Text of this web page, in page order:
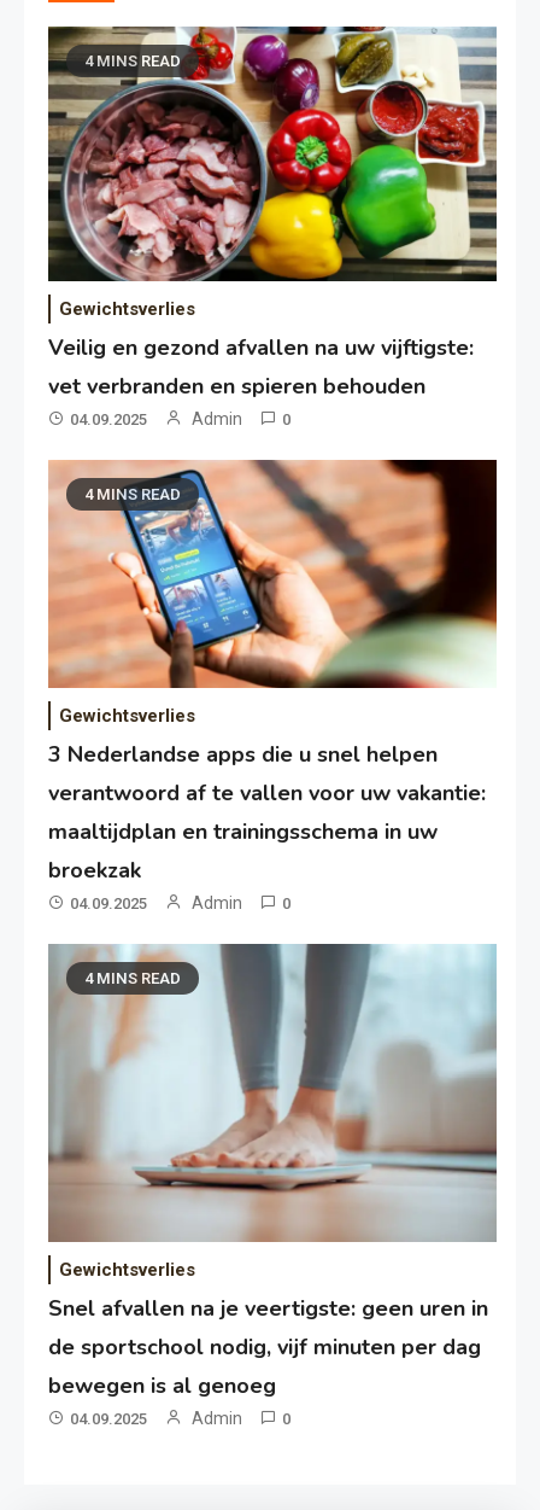
4 MINS READ
Gewichtsverlies
Veilig en gezond afvallen na uw vijftigste:
vet verbranden en spieren behouden
04.09.2025 Admin 0
4 MINS READ
Gewichtsverlies
3 Nederlandse apps die u snel helpen
verantwoord af te vallen voor uw vakantie:
maaltijdplan en trainingsschema in uw
broekzak
04.09.2025 Admin 0
4 MINS READ
Gewichtsverlies
Snel afvallen na je veertigste: geen uren in
de sportschool nodig, vijf minuten per dag
bewegen is al genoeg
04.09.2025 Admin 0